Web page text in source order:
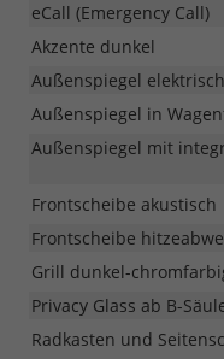
eCall (Emergency Call)
Akzente dunkel
Außenspiegel
Außenspiegel in
Außenspiegel mit
Frontscheibe akustisch
Frontscheibe
Grill dunkel-
Privacy Glass ab B-
Radkasten und